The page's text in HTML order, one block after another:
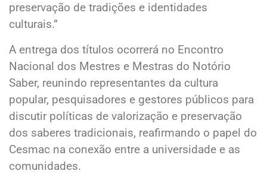
preservação de tradições e identidades
culturais.”
A entrega dos títulos ocorrerá no Encontro
Nacional dos Mestres e Mestras do Notório
Saber, reunindo representantes da cultura
popular, pesquisadores e gestores públicos para
discutir políticas de valorização e preservação
dos saberes tradicionais, reafirmando o papel do
Cesmac na conexão entre a universidade e as
comunidades.